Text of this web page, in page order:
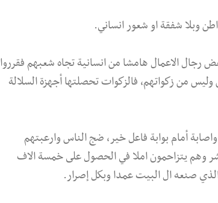
وبلا شفقة او شعور انساني.
الاعمال هامشا من انسانية تجاه شعبهم فقرروا
من زكواتهم، فالزكوات تحصلتها أجهزة السلالة
أمام بوابة فاعل خير، ضج الناس وارعبتهم
وهم يتزاحمون املا في الحصول على خمسة الاف
صنعه ال البيت عمدا وبكل إصرار.